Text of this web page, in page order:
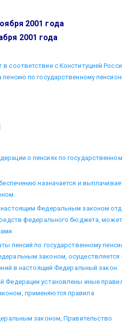
2001 года
2001 года
соответствии с Конституцией
по государственному
о пенсиях по
назначается и
Федеральным законом
федерального бюджета, может
пенсий по государственному
законом, осуществляется
в настоящий Федеральный закон.
Федерации установлены иные
применяются правила
законом, Правительство